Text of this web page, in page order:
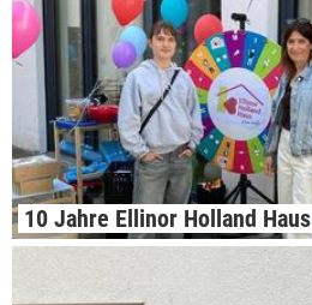
10 Jahre Ellinor Holland Haus